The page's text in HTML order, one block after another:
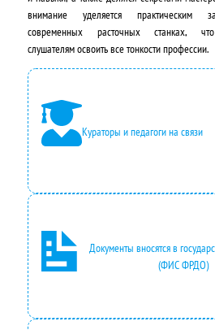
внимание уделяется практическим
современных расточных станках,
слушателям освоить все тонкости профессии.
Кураторы и педагоги на связи
Документы вносятся в
(ФИС ФРДО)